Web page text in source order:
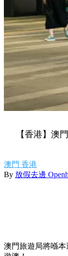
【香港】澳
澳門 香港
By 放假去邊
澳門旅遊局將喺